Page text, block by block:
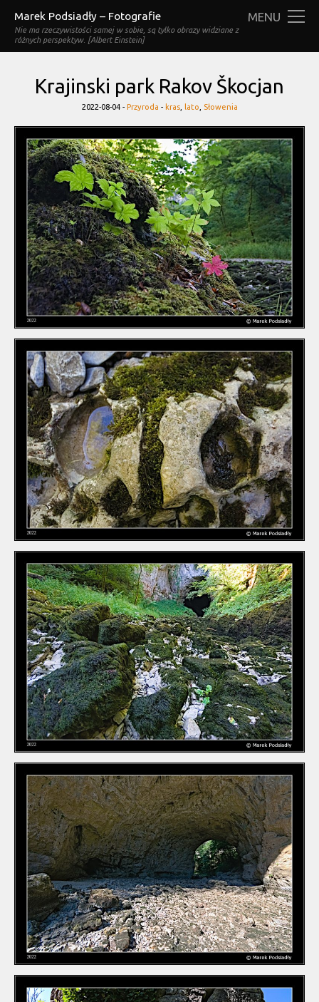
Marek Podsiadły – Fotografie
Nie ma rzeczywistości samej w sobie, są tylko obrazy widziane z
różnych perspektyw. [Albert Einstein]
MENU
Krajinski park Rakov Škocjan
2022-08-04 - Categories
Przyroda - Tags
kras, lato Słowenia